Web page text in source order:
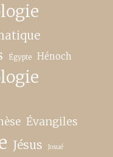
Égypte Hénoch
Évangiles
Jésus Josué